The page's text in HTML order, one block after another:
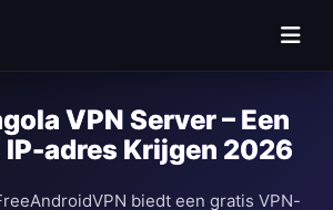
VPN Server – Een
adres Krijgen 2026
biedt een gratis VPN-